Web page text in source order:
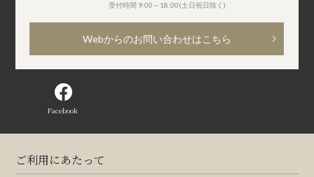
受付時間 9:00～18:00(土日祝日除く)
Webからのお問い合わせはこちら
Facebook
ご利用にあたって